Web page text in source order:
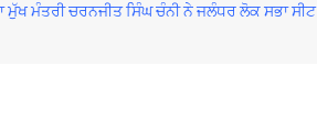
ਮੁੱਖ ਮੰਤਰੀ ਚਰਨਜੀਤ ਸਿੰਘ ਚੰਨੀ ਨੇ ਜਲੰਧਰ ਲੋਕ ਸਭਾ ਸੀਟ